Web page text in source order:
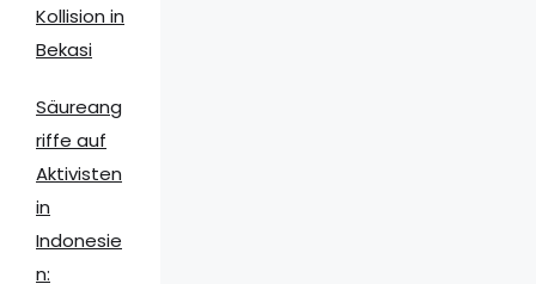
Kollision in
Bekasi
Säureang
riffe auf
Aktivisten
in
Indonesie
n: